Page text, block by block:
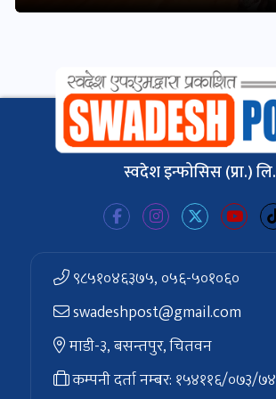
स्वदेश इन्फोसिस (प्रा.) लि.
९८५१०४६३७५, ०५६-५०१०६०
swadeshpost@gmail.com
माडी-३, बसन्तपुर, चितवन
कम्पनी दर्ता नम्बर: १५४११६/०७३/७४